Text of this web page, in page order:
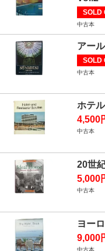
SOLD
中古本
アー
SOLD
中古本
ホテ
4,500
中古本
20世
5,000
中古本
ヨー
9,000
中古本